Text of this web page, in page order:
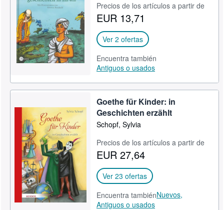
CERRAR
Precios de los artículos a partir de
EUR 13,71
Ver 2 ofertas
Encuentra también
Antiguos o usados
Goethe für Kinder: in
Geschichten erzählt
Schopf, Sylvia
Precios de los artículos a partir de
EUR 27,64
Ver 23 ofertas
Encuentra tambiénNuevos,
Antiguos o usados